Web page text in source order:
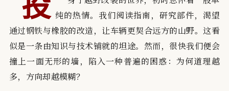
投 纯的热情。我们阅读指南，研究部件，渴望
通过钢铁与橡胶的改造，让车辆更契合远方的山野。这看
似是一条由知识与技术铺就的坦途。然而，很快我们便会
撞上一面无形的墙，陷入一种普遍的困惑：为何道理越
多，方向却越模糊？